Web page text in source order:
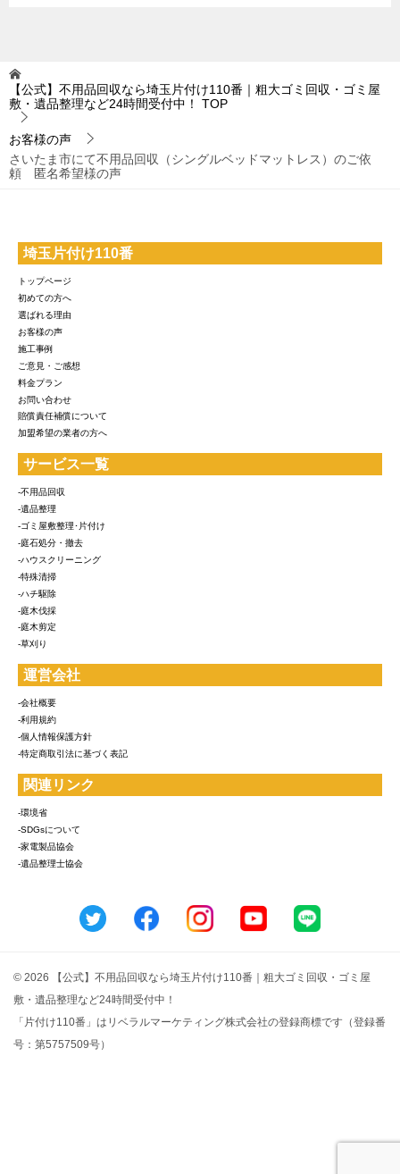
【公式】不用品回収なら埼玉片付け110番｜粗大ゴミ回収・ゴミ屋
敷・遺品整理など24時間受付中！
TOP
お客様の声
さいたま市にて不用品回収（シングルベッドマットレス）のご依
頼 匿名希望様の声
埼玉片付け110番
トップページ
初めての方へ
選ばれる理由
お客様の声
施工事例
ご意見・ご感想
料金プラン
お問い合わせ
賠償責任補償について
加盟希望の業者の方へ
サービス一覧
-不用品回収
-遺品整理
-ゴミ屋敷整理･片付け
-庭石処分・撤去
-ハウスクリーニング
-特殊清掃
-ハチ駆除
-庭木伐採
-庭木剪定
-草刈り
運営会社
-会社概要
-利用規約
-個人情報保護方針
-特定商取引法に基づく表記
関連リンク
-環境省
-SDGsについて
-家電製品協会
-遺品整理士協会
© 2026 【公式】不用品回収なら埼玉片付け110番｜粗大ゴミ回収・ゴミ屋
敷・遺品整理など24時間受付中！
「片付け110番」はリベラルマーケティング株式会社の登録商標です（登録番
号：第5757509号）